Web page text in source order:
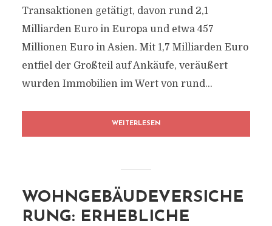
Transaktionen getätigt, davon rund 2,1
Milliarden Euro in Europa und etwa 457
Millionen Euro in Asien. Mit 1,7 Milliarden Euro
entfiel der Großteil auf Ankäufe, veräußert
wurden Immobilien im Wert von rund...
WEITERLESEN
WOHNGEBÄUDEVERSICHE
RUNG: ERHEBLICHE